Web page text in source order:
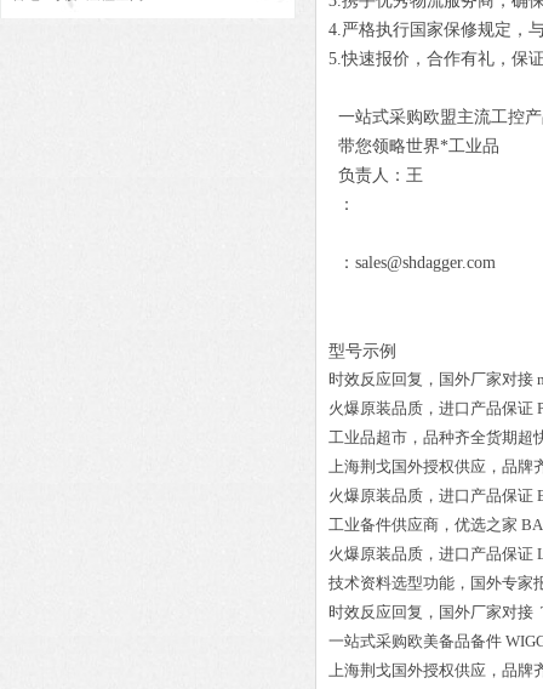
4.严格执行国家保修规定，
5.快速报价，合作有礼，保
一站式采购欧盟主流工控
带您领略世界*工业品
负责人：王
：
：sales@shdagger.com
型号示例
时效反应回复，国外厂家对接
火爆原装品质，进口产品保证
工业品超市，品种齐全货期超
上海荆戈国外授权供应，品牌
火爆原装品质，进口产品保证
工业备件供应商，优选之家
火爆原装品质，进口产品保证
技术资料选型功能，国外专家
时效反应回复，国外厂家对接
一站式采购欧美备品备件
上海荆戈国外授权供应，品牌